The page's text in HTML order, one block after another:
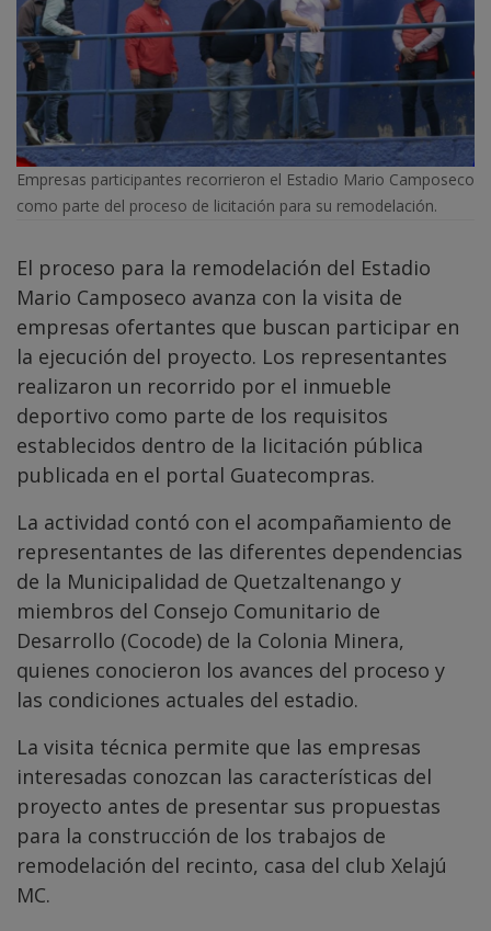
Empresas participantes recorrieron el Estadio Mario Camposeco
como parte del proceso de licitación para su remodelación.
El proceso para la remodelación del Estadio
Mario Camposeco avanza con la visita de
empresas ofertantes que buscan participar en
la ejecución del proyecto. Los representantes
realizaron un recorrido por el inmueble
deportivo como parte de los requisitos
establecidos dentro de la licitación pública
publicada en el portal Guatecompras.
La actividad contó con el acompañamiento de
representantes de las diferentes dependencias
de la Municipalidad de Quetzaltenango y
miembros del Consejo Comunitario de
Desarrollo (Cocode) de la Colonia Minera,
quienes conocieron los avances del proceso y
las condiciones actuales del estadio.
La visita técnica permite que las empresas
interesadas conozcan las características del
proyecto antes de presentar sus propuestas
para la construcción de los trabajos de
remodelación del recinto, casa del club Xelajú
MC.